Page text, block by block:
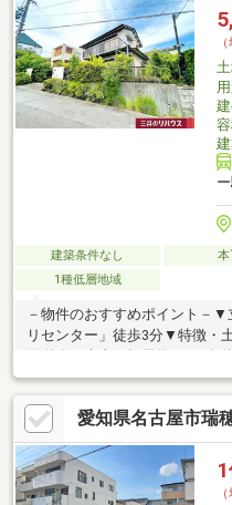
通学にも便利な立地です。駅
ち着きと自由な建築計画を両
ひご検討ください。
建築条件なし 本
1種低層地域
－物件のおすすめポイント－
リセンター」徒歩3分▼特徴・
面道路は南東側幅員約6mの公
スメーカー等で建築可能・確
での引渡し※仮測量面積／
測量図面を元にしており、確
積・周間は隣地境界立会等が
する可能性があります■ ご希望
━━━━━・・・物件の詳細・
愛知県名古屋市瑞